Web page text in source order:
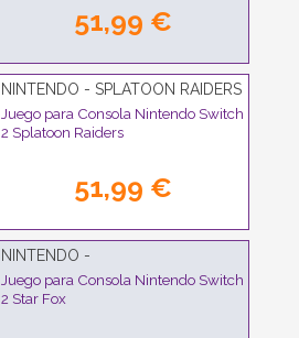
51,99 €
NINTENDO - SPLATOON RAIDERS
Juego para Consola Nintendo Switch
2 Splatoon Raiders
51,99 €
NINTENDO -
Juego para Consola Nintendo Switch
2 Star Fox